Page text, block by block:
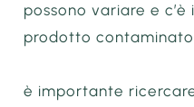
possono variare e
prodotto
è importante